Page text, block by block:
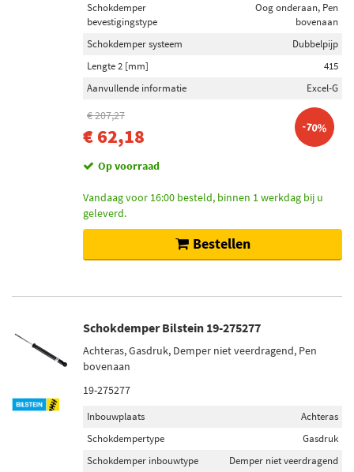
Schokdemper
bevestigingstype
Oog onderaan, Pen
bovenaan
Schokdemper systeem
Dubbelpijp
Lengte 2 [mm]
415
Aanvullende informatie
Excel-G
€ 207,27
€ 62,18 -70%
Op voorraad
Vandaag voor 16:00 besteld, binnen 1 werkdag bij u
geleverd.
Bestellen
Schokdemper Bilstein 19-275277
Achteras, Gasdruk, Demper niet veerdragend, Pen
bovenaan
19-275277
Inbouwplaats
Achteras
Schokdempertype
Gasdruk
Schokdemper inbouwtype
Demper niet veerdragend